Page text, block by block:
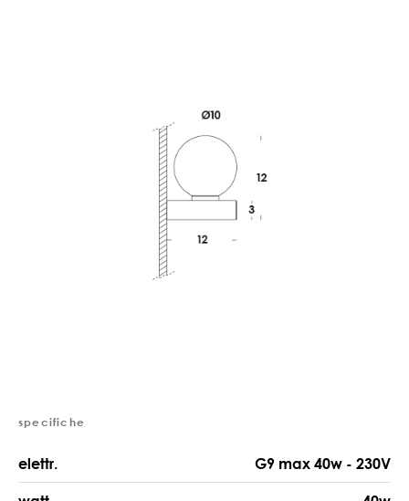
specifiche
elettr. G9 max 40w - 230V